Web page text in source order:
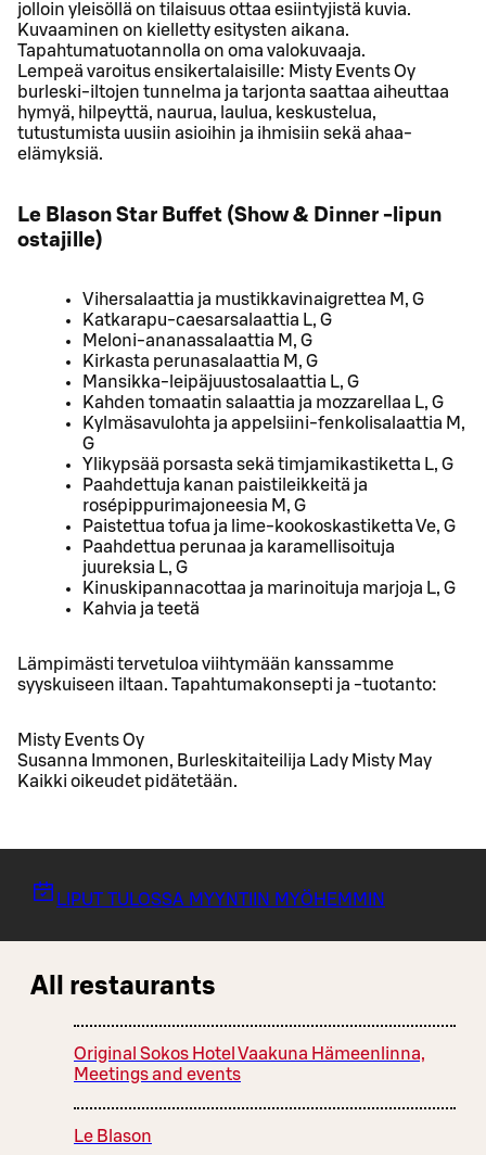
jolloin yleisöllä on tilaisuus ottaa esiintyjistä kuvia.
Kuvaaminen on kielletty esitysten aikana.
Tapahtumatuotannolla on oma valokuvaaja.
Lempeä varoitus ensikertalaisille: Misty Events Oy
burleski-iltojen tunnelma ja tarjonta saattaa aiheuttaa
hymyä, hilpeyttä, naurua, laulua, keskustelua,
tutustumista uusiin asioihin ja ihmisiin sekä ahaa-
elämyksiä.
Le Blason Star Buffet (Show & Dinner -lipun
ostajille)
Vihersalaattia ja mustikkavinaigrettea M, G
Katkarapu-caesarsalaattia L, G
Meloni-ananassalaattia M, G
Kirkasta perunasalaattia M, G
Mansikka-leipäjuustosalaattia L, G
Kahden tomaatin salaattia ja mozzarellaa L, G
Kylmäsavulohta ja appelsiini-fenkolisalaattia M,
G
Ylikypsää porsasta sekä timjamikastiketta L, G
Paahdettuja kanan paistileikkeitä ja
rosépippurimajoneesia M, G
Paistettua tofua ja lime-kookoskastiketta Ve, G
Paahdettua perunaa ja karamellisoituja
juureksia L, G
Kinuskipannacottaa ja marinoituja marjoja L, G
Kahvia ja teetä
Lämpimästi tervetuloa viihtymään kanssamme
syyskuiseen iltaan. Tapahtumakonsepti ja -tuotanto:
Misty Events Oy
Susanna Immonen, Burleskitaiteilija Lady Misty May
Kaikki oikeudet pidätetään.
LIPUT TULOSSA MYYNTIIN MYÖHEMMIN
All restaurants
Original Sokos Hotel Vaakuna Hämeenlinna,
Meetings and events
Le Blason